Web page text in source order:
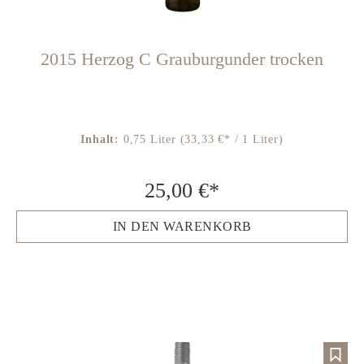
2015 Herzog C Grauburgunder trocken
Inhalt: 0,75 Liter (33,33 €* / 1 Liter)
25,00 €*
IN DEN WARENKORB